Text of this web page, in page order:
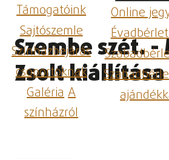
Támogatóink
Sajtószemle
Színházbejárás
csoportoknak
GalériaA
színházról
Online
Szembe szét. -
Zsolt kiállítása